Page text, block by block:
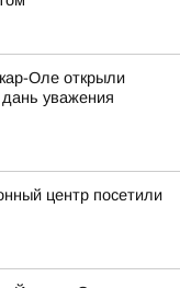
Оле открыли
уважения
центр посетили